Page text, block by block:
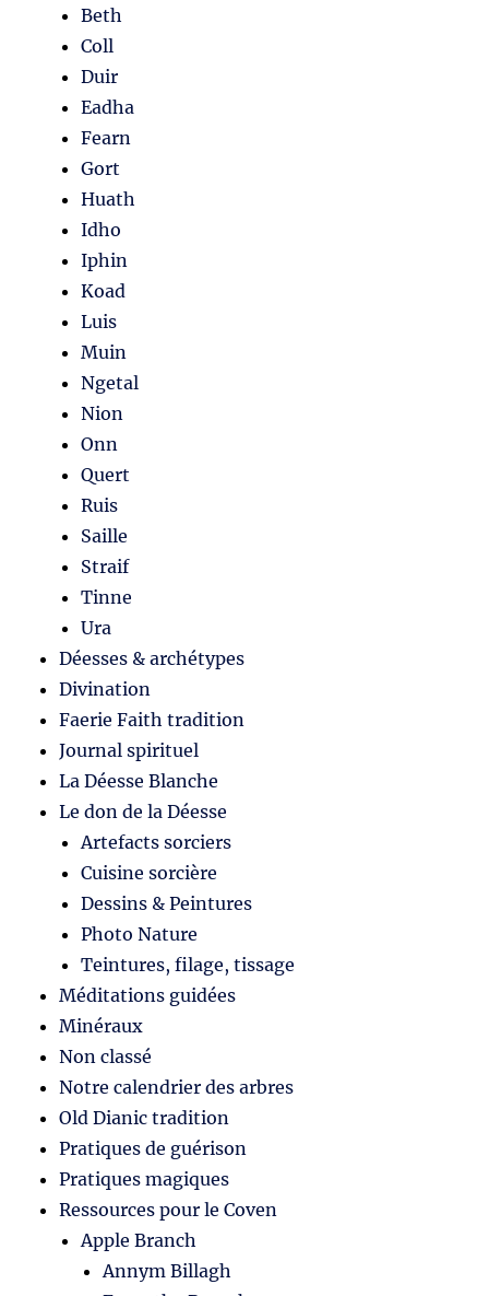
Beth
Coll
Duir
Eadha
Fearn
Gort
Huath
Idho
Iphin
Koad
Luis
Muin
Ngetal
Nion
Onn
Quert
Ruis
Saille
Straif
Tinne
Ura
Déesses & archétypes
Divination
Faerie Faith tradition
Journal spirituel
La Déesse Blanche
Le don de la Déesse
Artefacts sorciers
Cuisine sorcière
Dessins & Peintures
Photo Nature
Teintures, filage, tissage
Méditations guidées
Minéraux
Non classé
Notre calendrier des arbres
Old Dianic tradition
Pratiques de guérison
Pratiques magiques
Ressources pour le Coven
Apple Branch
Annym Billagh